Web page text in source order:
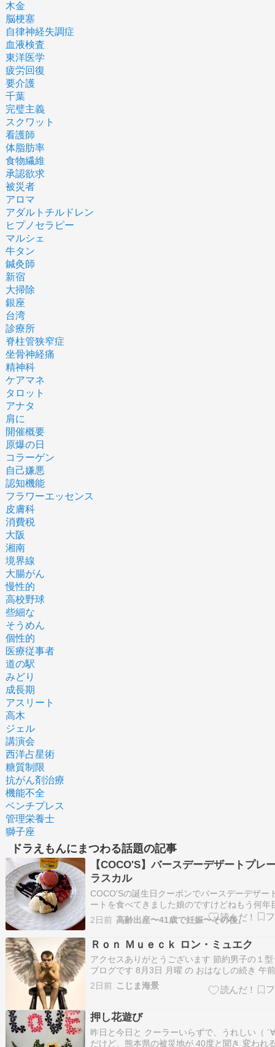
木金
脳梗塞
自律神経失調症
血液検査
東洋医学
疲労回復
要介護
千葉
完璧主義
スクワット
看護師
体脂肪率
食物繊維
承認欲求
被災者
アロマ
アダルトチルドレン
ヒプノセラピー
マルシェ
牛タン
鍼灸師
新宿
大掃除
銀座
台湾
診療所
脊柱管狭窄症
坐骨神経痛
精神科
ケアマネ
タロット
アナタ
肩に
開催概要
原爆の日
コラーゲン
自己嫌悪
認知機能
フラワーエッセンス
皮膚科
消費税
大阪
湘南
境界線
大腸がん
慢性的
高校野球
些細な
そうめん
個性的
医療従事者
道の駅
みどり
成長期
アスリート
高木
ジェル
講演会
西洋占星術
糖質制限
抗がん剤治療
機能不全
ベンチプレス
管理栄養士
獅子座
ドラえもんにまつわる話題の記事
【COCO'S】バースデーデザートプレ
ラスカル
COCO'Sの誕生日クーポンでバースデーデザー
ートを食べてきました娘のですけどねもう何年
けど毎年『豪華だなぁ』って思いますガトーシ
ラ、バニラアイス、マカロン生クリーム、チョ
ス、ベリーと盛り沢山"ラスカル包み焼きハン
グ"を食べてる娘に『ケーキ入らなくなる…
2日前 高齢出産〜41歳で妊娠〜その後。
Ｒｏｎ Ｍｕｅｃｋ ロン・ミュエク
アクセスありがとうございます 節約男子の１
ブログです 8月3日 月曜 の おはなしの続き 午
大久保で 初治験を体験 『初治験の謝金』 アク
りがとうございます 節約男子の１型ライフ ブ
…
2日前 こじま海景
押し花遊び
昨日と今日と クーラーいらずで、うれしい（
だけど、熊本県の被災地が 40度と聞き 変われ